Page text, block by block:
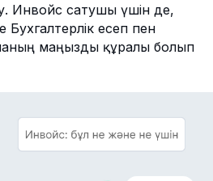
Инвойс сатушы үшін де,
есеп пен
маңызды құралы болып